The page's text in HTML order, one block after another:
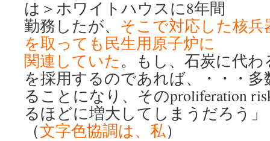
は＞ホワイトハウスに8年間
勤務したが、 そこで対応した核
を取っても民生用原子炉に
関連していた。もし、石炭に代
を採用するのであれば、・・・
ることになり、そのproliferation
るほどに増大してしまうだろう」
（文字色協調は、私）